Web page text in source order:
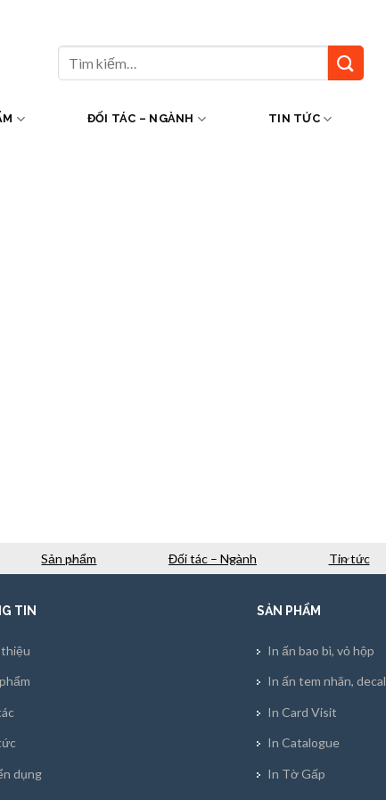
kiếm:
ĐỐI TÁC – NGÀNH TIN TỨC
Sản phẩm Đối tác – Ngành Tin tức
TIN
dụng
SẢN PHẨM
In ấn bao bì, vỏ hộp
In ấn tem nhãn, decal
In Card Visit
In Catalogue
In Tờ Gấp